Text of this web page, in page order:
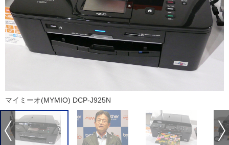
マイミーオ(MYMIO) DCP-J925N